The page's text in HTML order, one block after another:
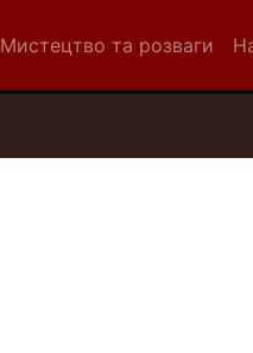
Мистецтво та розваги